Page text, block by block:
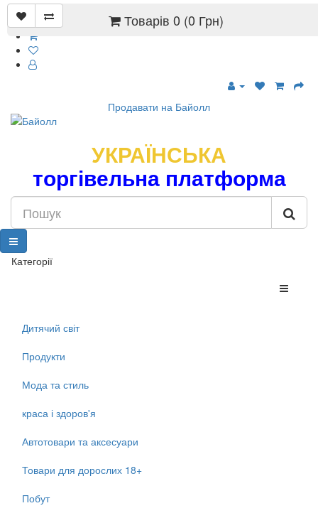
Продавати на Байолл
УКРАЇНСЬКА
торгівельна платформа
Товарів 0 (0 Грн)
Категорії
Дитячий світ
Продукти
Мода та стиль
краса і здоров'я
Автотовари та аксесуари
Товари для дорослих 18+
Побут